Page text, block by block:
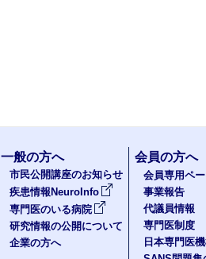
一般の方へ
市民公開講座のお知らせ
疾患情報NeuroInfo
専門医のいる病院
研究情報の公開について
企業の方へ
会員の方へ
会員専用ペ
事業報告
代議員情報
専門医制度
日本専門医